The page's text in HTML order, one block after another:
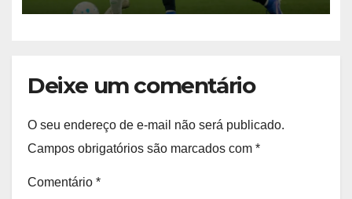
Deixe um comentário
O seu endereço de e-mail não será publicado.
Campos obrigatórios são marcados com *
Comentário *